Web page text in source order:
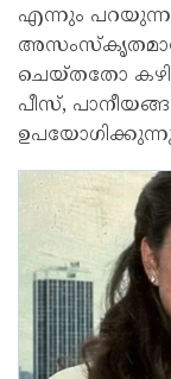
എന്നും
ചെയ്തതോ
പീസ്,